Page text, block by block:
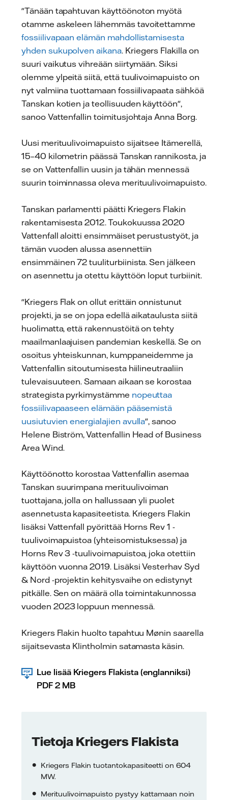
"Tänään tapahtuvan käyttöönoton myötä
otamme askeleen lähemmäs tavoitettamme
fossiilivapaan elämän mahdollistamisesta
yhden sukupolven aikana. Kriegers Flakilla on
suuri vaikutus vihreään siirtymään. Siksi
olemme ylpeitä siitä, että tuulivoimapuisto on
nyt valmiina tuottamaan fossiilivapaata sähköä
Tanskan kotien ja teollisuuden käyttöön",
sanoo Vattenfallin toimitusjohtaja Anna Borg.
Uusi merituulivoimapuisto sijaitsee Itämerellä,
15–40 kilometrin päässä Tanskan rannikosta, ja
se on Vattenfallin uusin ja tähän mennessä
suurin toiminnassa oleva merituulivoimapuisto.
Tanskan parlamentti päätti Kriegers Flakin
rakentamisesta 2012. Toukokuussa 2020
Vattenfall aloitti ensimmäiset perustustyöt, ja
tämän vuoden alussa asennettiin
ensimmäinen 72 tuuliturbiinista. Sen jälkeen
on asennettu ja otettu käyttöön loput turbiinit.
"Kriegers Flak on ollut erittäin onnistunut
projekti, ja se on jopa edellä aikataulusta siitä
huolimatta, että rakennustöitä on tehty
maailmanlaajuisen pandemian keskellä. Se on
osoitus yhteiskunnan, kumppaneidemme ja
Vattenfallin sitoutumisesta hiilineutraaliin
tulevaisuuteen. Samaan aikaan se korostaa
strategista pyrkimystämme nopeuttaa
fossiilivapaaseen elämään pääsemistä
uusiutuvien energialajien avulla", sanoo
Helene Biström, Vattenfallin Head of Business
Area Wind.
Käyttöönotto korostaa Vattenfallin asemaa
Tanskan suurimpana merituulivoiman
tuottajana, jolla on hallussaan yli puolet
asennetusta kapasiteetista. Kriegers Flakin
lisäksi Vattenfall pyörittää Horns Rev 1 -
tuulivoimapuistoa (yhteisomistuksessa) ja
Horns Rev 3 -tuulivoimapuistoa, joka otettiin
käyttöön vuonna 2019. Lisäksi Vesterhav Syd
& Nord -projektin kehitysvaihe on edistynyt
pitkälle. Sen on määrä olla toimintakunnossa
vuoden 2023 loppuun mennessä.
Kriegers Flakin huolto tapahtuu Mønin saarella
sijaitsevasta Klintholmin satamasta käsin.
Lue lisää Kriegers Flakista (englanniksi)
PDF 2 MB
Tietoja Kriegers Flakista
Kriegers Flakin tuotantokapasiteetti on 604
MW.
Merituulivoimapuisto pystyy kattamaan noin